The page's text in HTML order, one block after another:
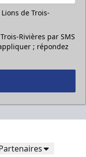
de Trois-
Rivières par SMS
; répondez